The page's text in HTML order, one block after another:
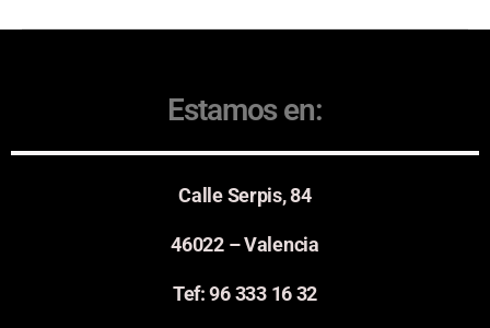
Estamos en:
Calle Serpis, 84
46022 – Valencia
Tef: 96 333 16 32